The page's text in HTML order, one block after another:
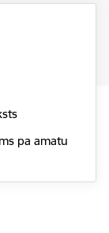
pa amatu